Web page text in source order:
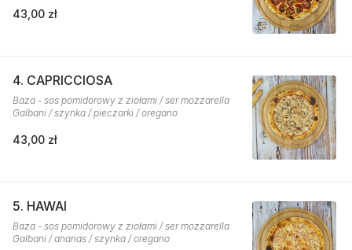
43,00 zł
4. CAPRICCIOSA
Baza - sos pomidorowy z ziołami / ser mozzarella
Galbani / szynka / pieczarki / oregano
43,00 zł
5. HAWAI
Baza - sos pomidorowy z ziołami / ser mozzarella
Galbani / ananas / szynka / oregano